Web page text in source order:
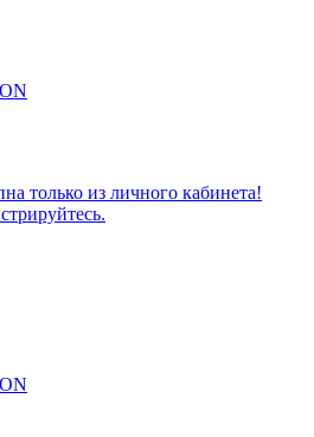
только из личного кабинета!